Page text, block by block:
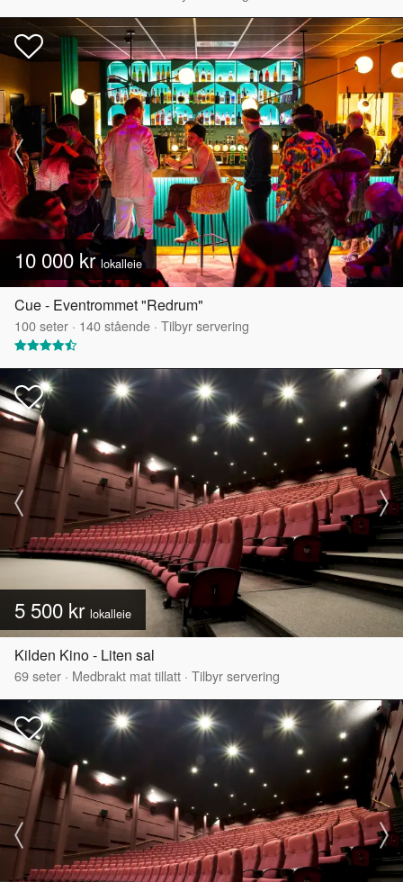
10 000 krlokalleie
Cue - Eventrommet "Redrum"
100seter · 140stående · Tilbyr servering
5 500 kr lokalleie
Kilden Kino - Liten sal
69seter · Medbrakt mat tillatt · Tilbyr servering